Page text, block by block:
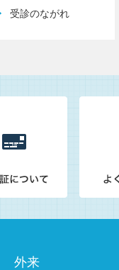
受診のながれ
外来